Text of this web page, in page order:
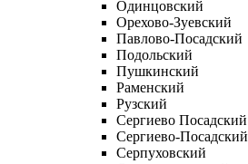
Одинцовский
Орехово-Зуевский
Павлово-Посадский
Подольский
Пушкинский
Раменский
Рузский
Сергиево Посадский
Сергиево-Посадский
Серпуховский